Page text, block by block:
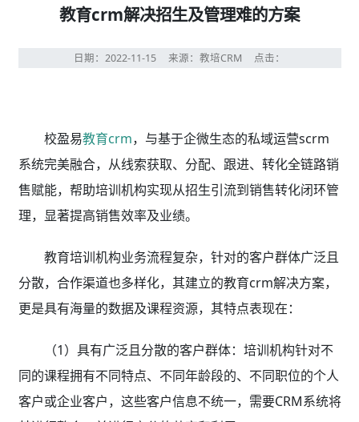
教育crm解决招生及管理难的方案
日期：2022-11-15 来源：教培CRM 点击：
校盈易教育crm，与基于企微生态的私域运营scrm
系统完美融合，从线索获取、分配、跟进、转化全链路销
售赋能，帮助培训机构实现从招生引流到销售转化闭环管
理，显著提高销售效率及业绩。
教育培训机构业务流程复杂，针对的客户群体广泛且
分散，合作渠道也多样化，其建立的教育crm解决方案，
更是具有海量的数据及课程资源，其特点表现在：
（1）具有广泛且分散的客户群体：培训机构针对不
同的课程拥有不同特点、不同年龄段的、不同职位的个人
客户或企业客户，这些客户信息不统一，需要CRM系统将